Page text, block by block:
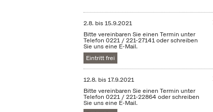
2.8. bis15.9.2021
Bitte vereinbaren Sie einen Termin unter
Telefon 0221 / 221-27141 oder schreiben
Sie uns eine E-Mail.
Eintritt frei
12.8. bis17.9.2021
Bitte vereinbaren Sie einen Termin unter
Telefon 0221 / 221-22864 oder schreiben
Sie uns eine E-Mail.